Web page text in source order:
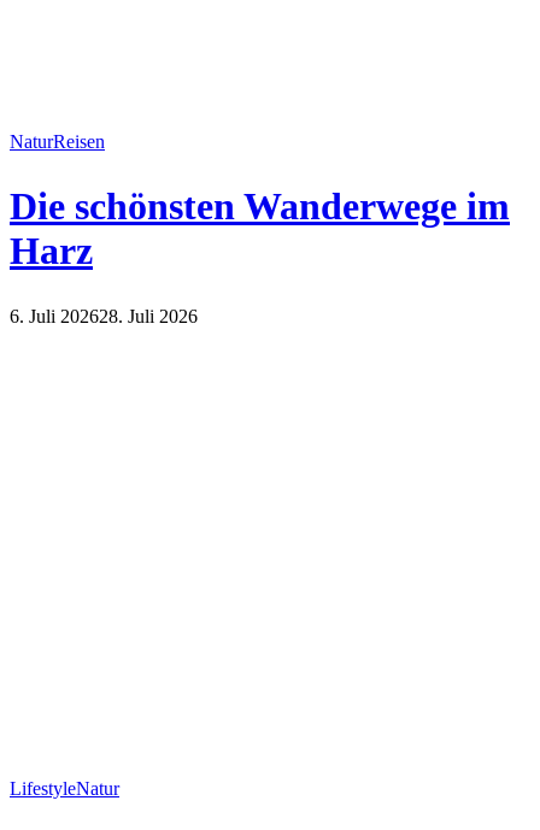
NaturReisen
Die schönsten Wanderwege im
Harz
6. Juli 202628. Juli 2026
LifestyleNatur